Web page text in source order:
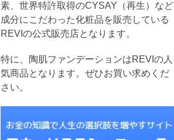
素、世界特許取得のCYSAY（再生）など
成分にこだわった化粧品を販売している
REVIの公式販売店となります。
特に、陶肌ファンデーションはREVIの人
気商品となります。ぜひお買い求めくだ
さい。